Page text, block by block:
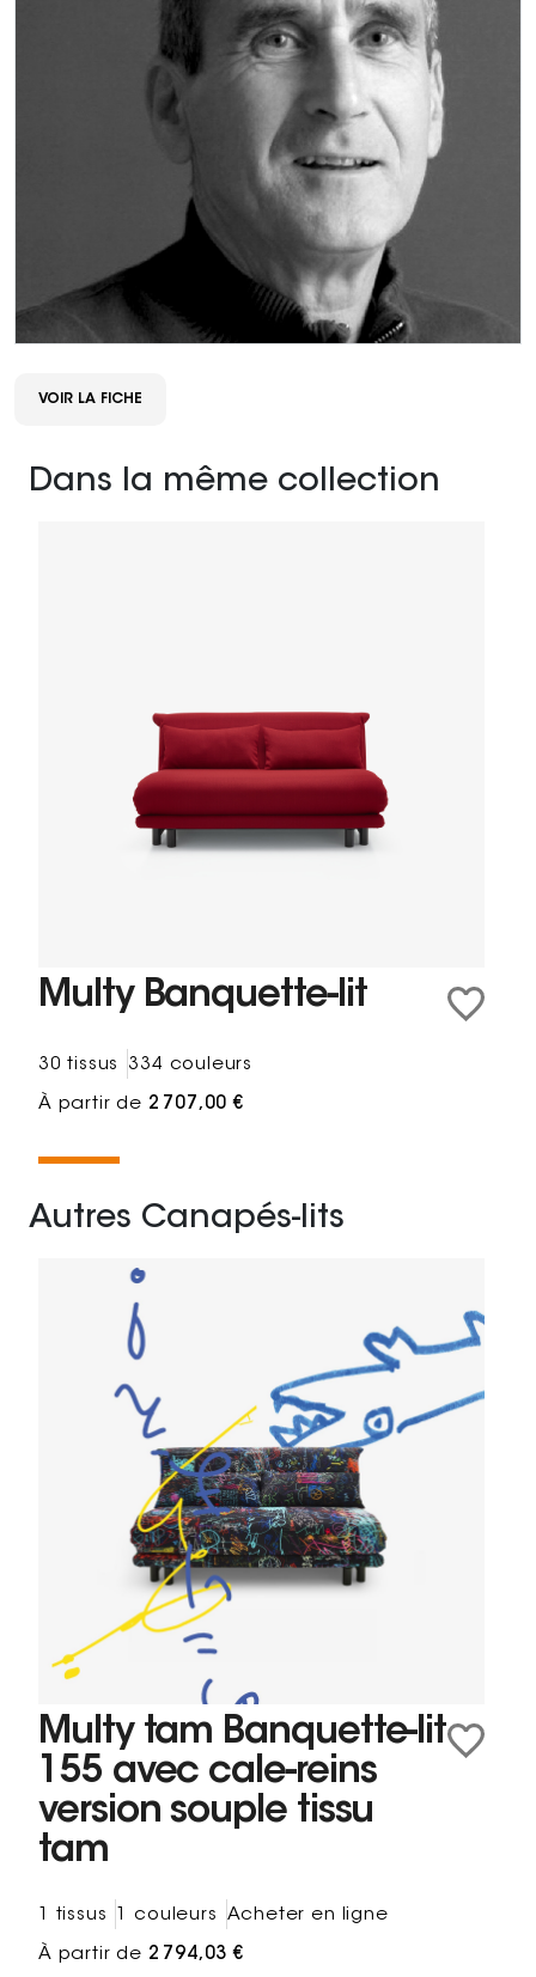
VOIR LA FICHE
Dans la même collection
Multy Banquette-lit
30 tissus 334 couleurs
À partir de 2 707,00 €
Autres Canapés-lits
Multy tam Banquette-lit
155 avec cale-reins
version souple tissu
tam
1 tissus 1 couleurs Acheter en ligne
À partir de 2 794,03 €